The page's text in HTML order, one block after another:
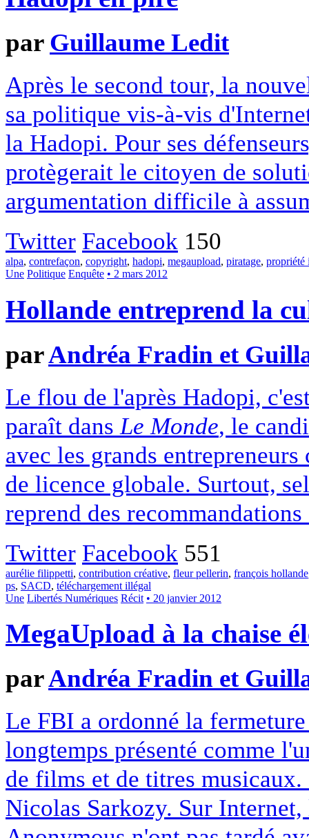
par Guillaume Ledit
Après le second tour, la
sa politique vis-à-vis
la Hadopi. Pour ses
protègerait le citoyen de
argumentation difficile à
Twitter Facebook 150
alpa, contrefaçon, copyright, hadopi, megaupload, piratage, propriété
Une Politique Enquête • 2 mars 2012
Hollande entreprend la
parAndréa Fradin et
Le flou de l'après Hadopi,
paraît dans Le Monde, le
avec les grands
de licence globale. Surtout,
reprend des
Twitter Facebook 551
aurélie filippetti, contribution créative, fleur pellerin, françois hollande
ps, SACD, téléchargement illégal
Une Libertés Numériques Récit • 20 janvier 2012
MegaUpload à la chaise
parAndréa Fradin et
Le FBI a ordonné la
longtemps présenté comme
de films et de titres
Nicolas Sarkozy. Sur